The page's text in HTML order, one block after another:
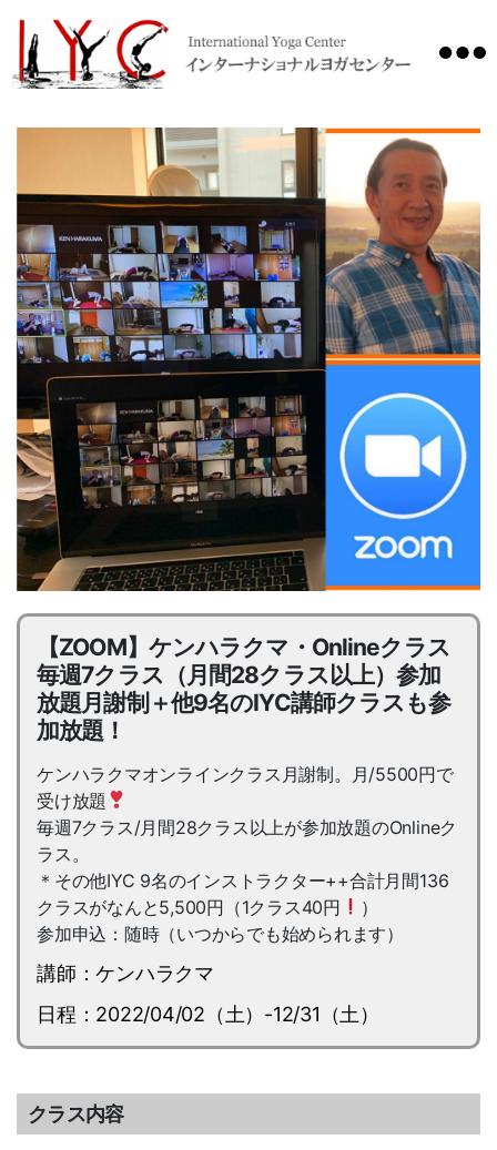
【ZOOM】ケンハラクマ・Onlineクラス
毎週7クラス（月間28クラス以上）参加
放題月謝制＋他9名のIYC講師クラスも参
加放題！
ケンハラクマオンラインクラス月謝制。月/5500円で
受け放題
毎週7クラス/月間28クラス以上が参加放題のOnlineク
ラス。
＊その他IYC 9名のインストラクター++合計月間136
クラスがなんと5,500円（1クラス40円
）
参加申込：随時（いつからでも始められます）
講師：ケンハラクマ
日程：2022/04/02（土）-12/31（土）
クラス内容